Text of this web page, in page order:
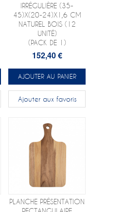
IRRÉGULIÈRE (35-
45)X(20-24)X1,6 CM
NATUREL BOIS (12
UNITÉ)
(PACK DE 1)
152,40 €
AJOUTER AU PANIER
Ajouter aux favoris
PLANCHE PRÉSENTATION